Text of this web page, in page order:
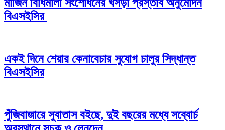
বিএসইসির
একই দিনে শেয়ার কেনাবেচার সুযোগ চালুর সিদ্ধান্ত
বিএসইসির
পুঁজিবাজারে সুবাতাস বইছে, দুই বছরের মধ্যে সব্বোর্চ